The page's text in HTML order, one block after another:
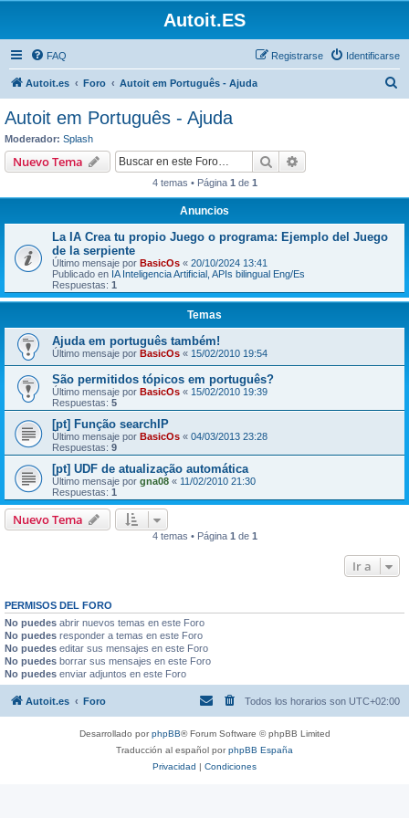
Autoit.ES
FAQ Identificarse
Registrarse
Autoit.es Foro Autoit em Português - Ajuda
Autoit em Português - Ajuda
Moderador: Splash
Nuevo Tema Buscar
4 temas • Página 1 de 1
Anuncios
La IA Crea tu propio Juego o programa: Ejemplo del Juego
de la serpiente
Último mensaje por BasicOs « 20/10/2024 13:41
Publicado en IA Inteligencia Artificial, APIs bilingual Eng/Es
Respuestas: 1
Temas
Ajuda em português também!
Último mensaje por BasicOs « 15/02/2010 19:54
São permitidos tópicos em português?
Último mensaje por BasicOs « 15/02/2010 19:39
Respuestas: 5
[pt] Função searchIP
Último mensaje por BasicOs « 04/03/2013 23:28
Respuestas: 9
[pt] UDF de atualização automática
Último mensaje por gna08 « 11/02/2010 21:30
Respuestas: 1
Nuevo Tema
4 temas • Página 1 de 1
Ir a
PERMISOS DEL FORO
No puedes abrir nuevos temas en este Foro
No puedes responder a temas en este Foro
No puedes editar sus mensajes en este Foro
No puedes borrar sus mensajes en este Foro
No puedes enviar adjuntos en este Foro
Autoit.es Foro Todos los horarios son UTC+02:00
Desarrollado porphpBB® Forum Software © phpBB Limited
Traducción al español porphpBB España
Privacidad | Condiciones